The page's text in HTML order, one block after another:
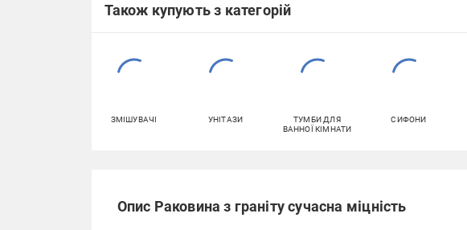
Також купують з категорій
ЗМІШУВАЧІ УНІТАЗИ
ТУМБИ ДЛЯ
ВАННОЇ КІМНАТИ
СИФОНИ
Опис Раковина з граніту сучасна міцність